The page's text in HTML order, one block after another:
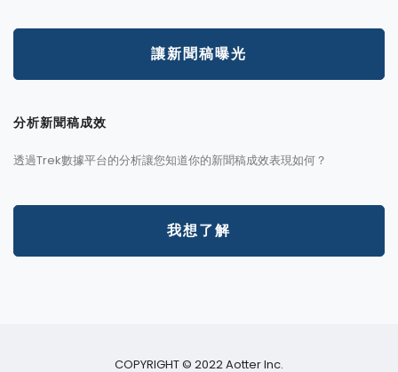
讓新聞稿曝光
分析新聞稿成效
透過Trek數據平台的分析讓您知道你的新聞稿成效表現如何？
我想了解
COPYRIGHT © 2022 Aotter Inc.